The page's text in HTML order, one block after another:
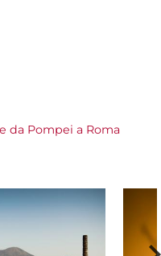
da Pompei a Roma